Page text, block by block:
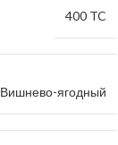
400 TC
Вишнево-ягодный